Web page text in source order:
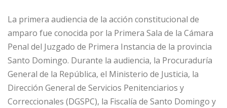
La primera audiencia de la acción constitucional de
amparo fue conocida por la Primera Sala de la Cámara
Penal del Juzgado de Primera Instancia de la provincia
Santo Domingo. Durante la audiencia, la Procuraduría
General de la República, el Ministerio de Justicia, la
Dirección General de Servicios Penitenciarios y
Correccionales (DGSPC), la Fiscalía de Santo Domingo y